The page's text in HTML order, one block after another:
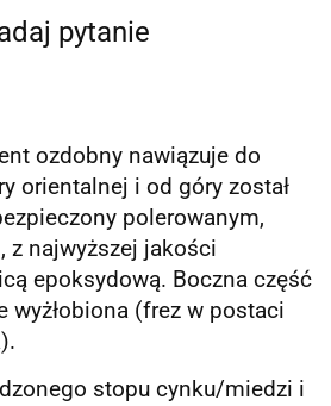
pytanie
ozdobny nawiązuje do
orientalnej i od góry został
polerowanym,
z najwyższej jakości
epoksydową. Boczna część
wyżłobiona (frez w postaci
stopu cynku/miedzi i